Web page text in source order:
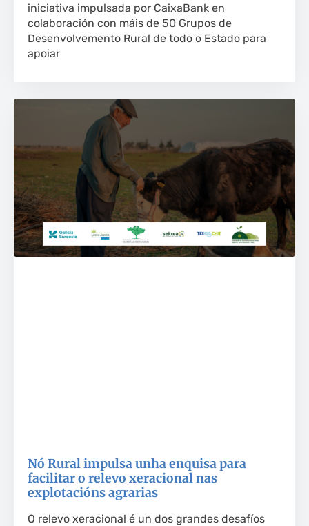
iniciativa impulsada por CaixaBank en
colaboración con máis de 50 Grupos de
Desenvolvemento Rural de todo o Estado para
apoiar
Nó Rural impulsa unha enquisa para
facilitar o relevo xeracional nas
explotacións agrarias
O relevo xeracional é un dos grandes desafíos